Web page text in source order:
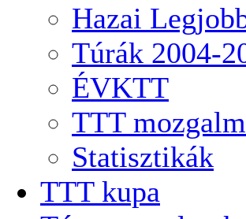
Hazai
Túrák 2004-
ÉVKTT
TTT
Statisztikák
TTT kupa